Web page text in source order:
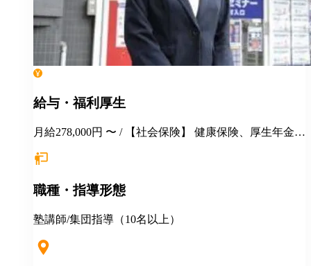
給与・福利厚生
月給278,000円 〜 / 【社会保険】 健康保険、厚生年金保
永年勤続表彰 季節講習報奨金 各種インセンティブ制度
職／教務主任） 各種優待、割引 健康診断 長短貸付 各
入社祝金（最大40万円支給） ★地方からの上京入社、
伴う場合 住居の斡旋 引越し費用一部補助（25万円～35
職種・指導形態
塾講師/集団指導（10名以上）